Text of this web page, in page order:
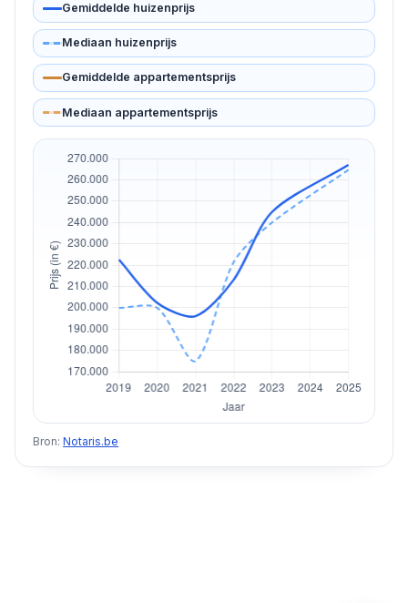
Gemiddelde huizenprijs
Mediaan huizenprijs
Gemiddelde appartementsprijs
Mediaan appartementsprijs
Bron:Notaris.be